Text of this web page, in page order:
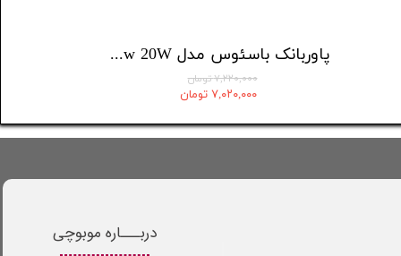
پاوربانک باسئوس مدل Bipow 20W ظرفیت 30000 میلی آمپر ساعت
۷,۲۲۰,۰۰۰ تومان
۷,۰۲۰,۰۰۰ تومان
دربـــاره موبوچی